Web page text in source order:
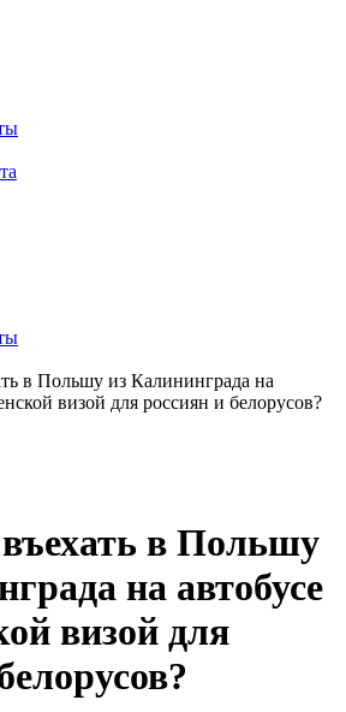
в Польшу из Калининграда на
визой для россиян и белорусов?
в Польшу
на автобусе
визой для